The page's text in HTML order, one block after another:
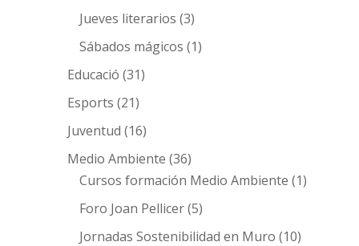
Jueves literarios (3)
Sábados mágicos (1)
Educació (31)
Esports (21)
Juventud (16)
Medio Ambiente (36)
Cursos formación Medio Ambiente (1)
Foro Joan Pellicer(5)
Jornadas Sostenibilidad en Muro (10)